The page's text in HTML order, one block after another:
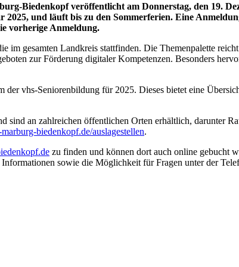
Biedenkopf veröffentlicht am Donnerstag, den 19.
2025, und läuft bis zu den Sommerferien. Eine
vorherige Anmeldung.
im gesamten Landkreis stattfinden. Die Themenpalette
zur Förderung digitaler Kompetenzen. Besonders
der vhs-Seniorenbildung für 2025. Dieses bietet eine
an zahlreichen öffentlichen Orten erhältlich, darunter
biedenkopf.de/auslagestellen.
zu finden und können dort auch online gebucht
sowie die Möglichkeit für Fragen unter der